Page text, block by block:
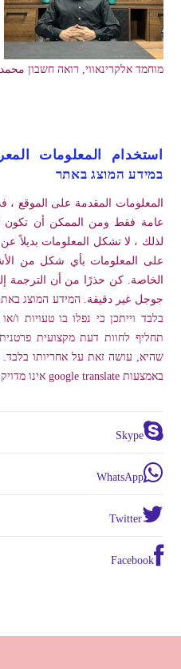
מוחמד אלקרינאווי, רואה חשבון
استخدام المعلومات
במידע המוצג באתר
المعلومات المقدمة على الموقع ،
عامة فقط ومن الممكن أن تكون
لذلك ، لا تشكل المعلومات
على المعلومات بأي شكل من
الخاصة. كن حذرًا من أن الترجمة
جوجل غير دقيقة. המידע המוצג
בלבד וייתכן כי נפלו בו טעויות ו/
תחליף לחוות דעת מקצועית
שהיא, עושה זאת על אחריותו
באמצעות google translate אינו מדויק.
Skype
WhatsApp
Twitter
Facebook